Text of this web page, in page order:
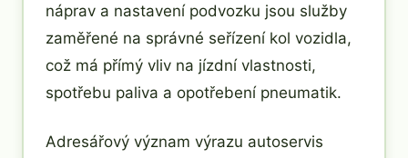
náprav a nastavení podvozku jsou služby
zaměřené na správné seřízení kol vozidla,
což má přímý vliv na jízdní vlastnosti,
spotřebu paliva a opotřebení pneumatik.
Adresářový význam výrazu autoservis